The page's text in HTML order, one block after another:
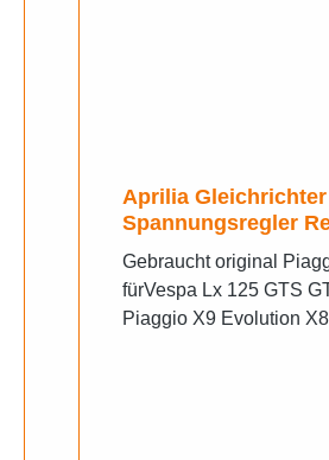
Aprilia Gleichrichter
Spannungsregler
Gebraucht original
fürVespa Lx 125 GTS
Piaggio X9 Evolution